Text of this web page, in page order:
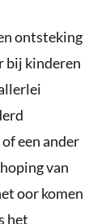
ontsteking
bij kinderen
een ander
van
oor komen
het